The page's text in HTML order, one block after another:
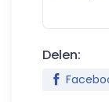
Delen: